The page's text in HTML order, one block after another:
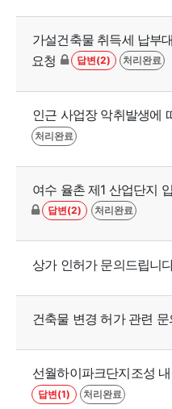
가설건축물 취득세 납부
요청
답변(2) 처리완료
인근 사업장 악취발생에
처리완료
여수 율촌 제1 산업단지
답변(2) 처리완료
상가 인허가 문의드립니
건축물 변경 허가 관련 문
선월하이파크단지조성
답변(1) 처리완료